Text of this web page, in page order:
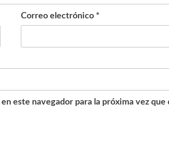
Correo electrónico *
este navegador para la próxima vez que